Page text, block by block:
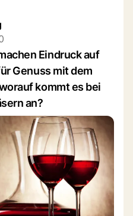
Eindruck auf
Genuss mit dem
kommt es bei
an?